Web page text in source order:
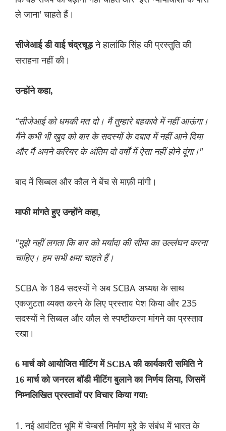
ले जाना' चाहते हैं।
सीजेआई डी वाई चंद्रचूड़ने हालांकि सिंह की प्रस्तुति की
सराहना नहीं की।
उन्होंने कहा,
“सीजेआई को धमकी मत दो। मैं तुम्हारे बहकावे में नहीं आऊंगा।
मैंने कभी भी खुद को बार के सदस्यों के दबाव में नहीं आने दिया
और मैं अपने करियर के अंतिम दो वर्षों में ऐसा नहीं होने दूंगा।"
बाद में सिब्बल और कौल ने बेंच से माफ़ी मांगी।
माफी मांगते हुए उन्होंने कहा,
"मुझे नहीं लगता कि बार को मर्यादा की सीमा का उल्लंघन करना
चाहिए। हम सभी क्षमा चाहते हैं।
SCBA के 184 सदस्यों ने अब SCBA अध्यक्ष के साथ
एकजुटता व्यक्त करने के लिए प्रस्ताव पेश किया और 235
सदस्यों ने सिब्बल और कौल से स्पष्टीकरण मांगने का प्रस्ताव
रखा।
6 मार्च को आयोजित मीटिंग में SCBA की कार्यकारी समिति ने
16 मार्च को जनरल बॉडी मीटिंग बुलाने का निर्णय लिया, जिसमें
निम्नलिखित प्रस्तावों पर विचार किया गया:
1. नई आवंटित भूमि में चेम्बर्स निर्माण मुद्दे के संबंध में भारत के